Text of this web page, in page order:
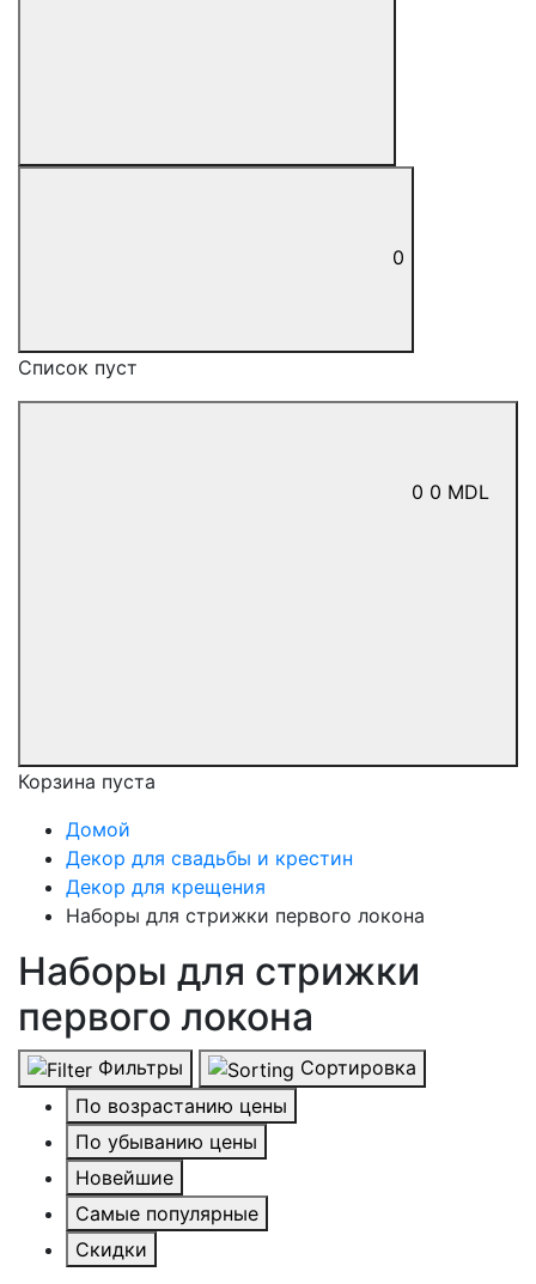
0
Список пуст
0 0 MDL
Корзина пуста
Домой
Декор для свадьбы и крестин
Декор для крещения
Наборы для стрижки первого локона
Наборы для стрижки
первого локона
Фильтры
Сортировка
По возрастанию цены
По убыванию цены
Новейшие
Самые популярные
Скидки